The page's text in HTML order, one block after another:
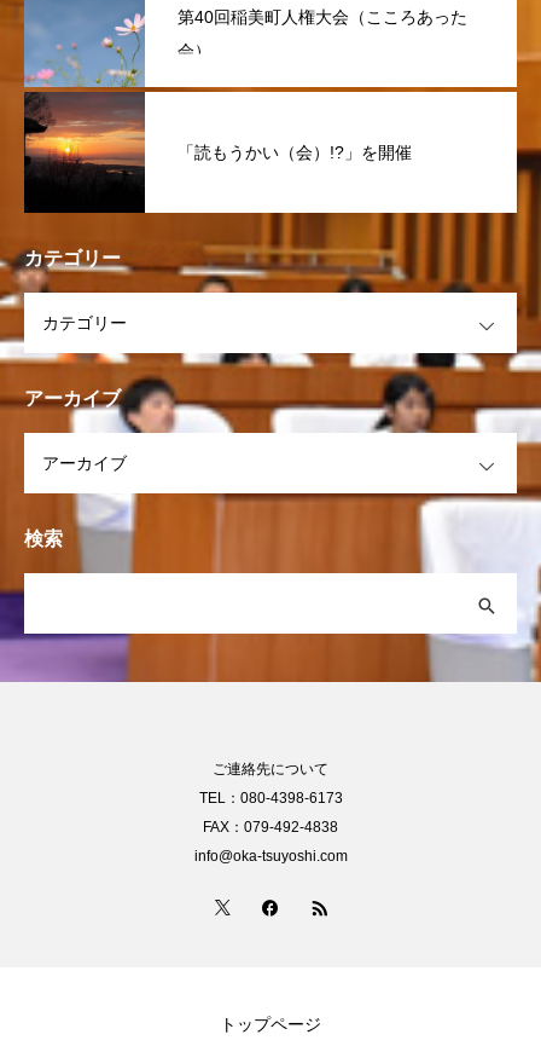
第40回稲美町人権大会（こころあった
会）
「読もうかい（会）!?」を開催
カテゴリー
アーカイブ
検索
ご連絡先について
TEL：080-4398-6173
FAX：079-492-4838
info@oka-tsuyoshi.com
トップページ